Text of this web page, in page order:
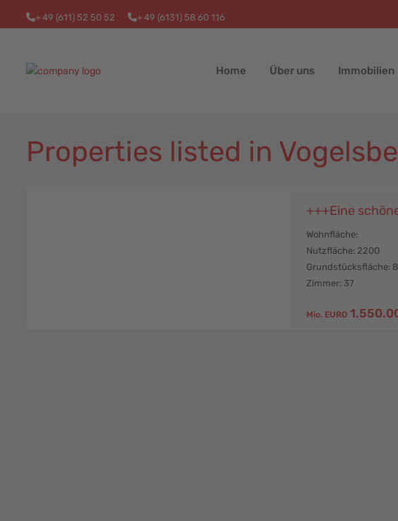
+ 49 (611) 52 50 52 + 49 (6131) 58 60 116
Home Über uns Immobilien
Properties listed in
Hessen
Vogelsberg ,
+++Eine
Wohnfläche:
Nutzfläche: 2200
Grundstücksfläche:
Zimmer: 37
Mio. EURO